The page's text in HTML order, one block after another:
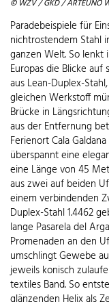
© WZV / GKD / ARTEUNO
Paradebeispiele für
nichtrostendem Stahl
ganzen Welt. So lenkt
Europas die Blicke
aus Lean-Duplex-
gleichen Werkstoff
Brücke in
aus der Entfernung
Ferienort Cala
überspannt eine
eine Länge von 45
aus zwei auf beiden
einem verbindenden
Duplex-Stahl 1.4462
lange Pasarela del
Promenaden an den
umschlingt Gewebe
jeweils konisch
textiles Band. So